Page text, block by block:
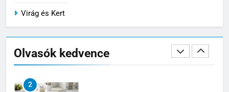
Virág és Kert
Olvasók kedvence
1
rollerrel mennél haza? Ez lehet
az este legrosszabb döntése
EGÉSZSÉG
2